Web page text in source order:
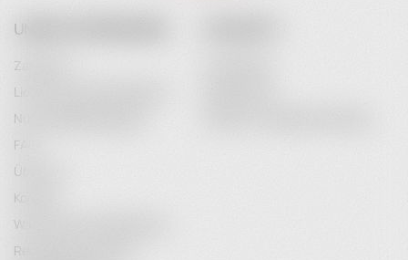
UNSER UNTERNEHMEN
Zahlarten
Lieferung & Versandkosten
Nutzungsbedingungen
FAQ
Über uns
Kontakt
Wartung & Instandhaltung
Rechtliche Hinweise /